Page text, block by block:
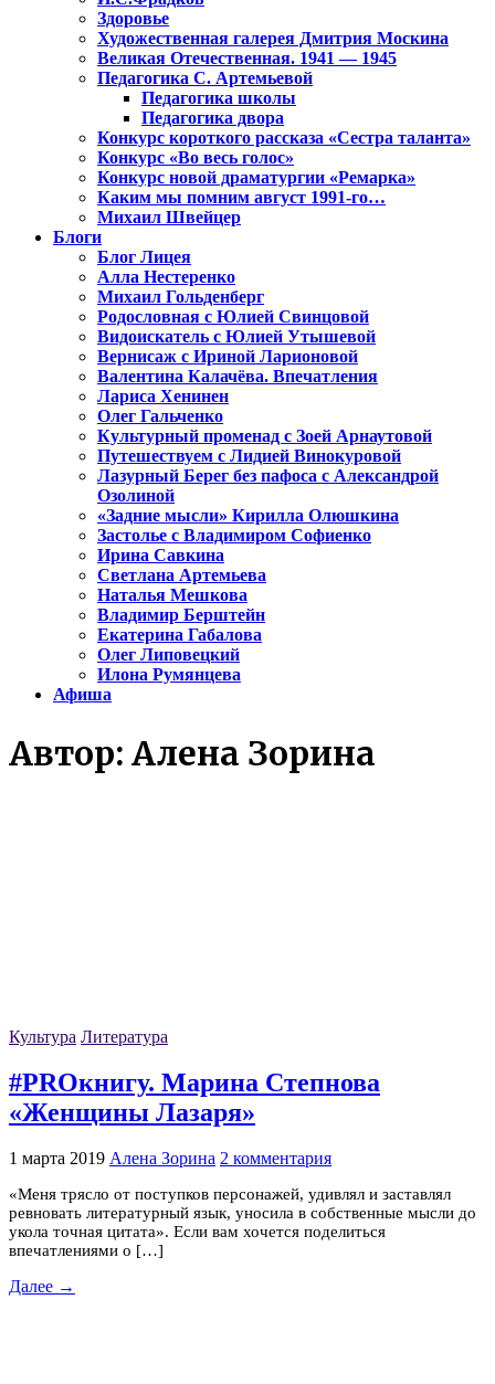
Здоровье
Художественная галерея Дмитрия Москина
Великая Отечественная. 1941 — 1945
Педагогика С. Артемьевой
Педагогика школы
Педагогика двора
Конкурс короткого рассказа «Сестра таланта»
Конкурс «Во весь голос»
Конкурс новой драматургии «Ремарка»
Каким мы помним август 1991-го…
Михаил Швейцер
Блоги
Блог Лицея
Алла Нестеренко
Михаил Гольденберг
Родословная с Юлией Свинцовой
Видоискатель с Юлией Утышевой
Вернисаж с Ириной Ларионовой
Валентина Калачёва. Впечатления
Лариса Хенинен
Олег Гальченко
Культурный променад с Зоей Арнаутовой
Путешествуем с Лидией Винокуровой
Лазурный Берег без пафоса с Александрой
Озолиной
«Задние мысли» Кирилла Олюшкина
Застолье с Владимиром Софиенко
Ирина Савкина
Светлана Артемьева
Наталья Мешкова
Владимир Берштейн
Екатерина Габалова
Олег Липовецкий
Илона Румянцева
Афиша
Автор: Алена Зорина
Культура Литература
#PROкнигу. Марина Степнова
«Женщины Лазаря»
1 марта 2019 Алена Зорина 2 комментария
«Меня трясло от поступков персонажей, удивлял и заставлял
ревновать литературный язык, уносила в собственные мысли до
укола точная цитата». Если вам хочется поделиться
впечатлениями о […]
Далее →